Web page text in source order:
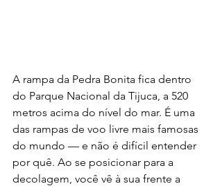
A rampa da Pedra Bonita fica dentro
do Parque Nacional da Tijuca, a 520
metros acima do nível do mar. É uma
das rampas de voo livre mais famosas
do mundo — e não é difícil entender
por quê. Ao se posicionar para a
decolagem, você vê à sua frente a